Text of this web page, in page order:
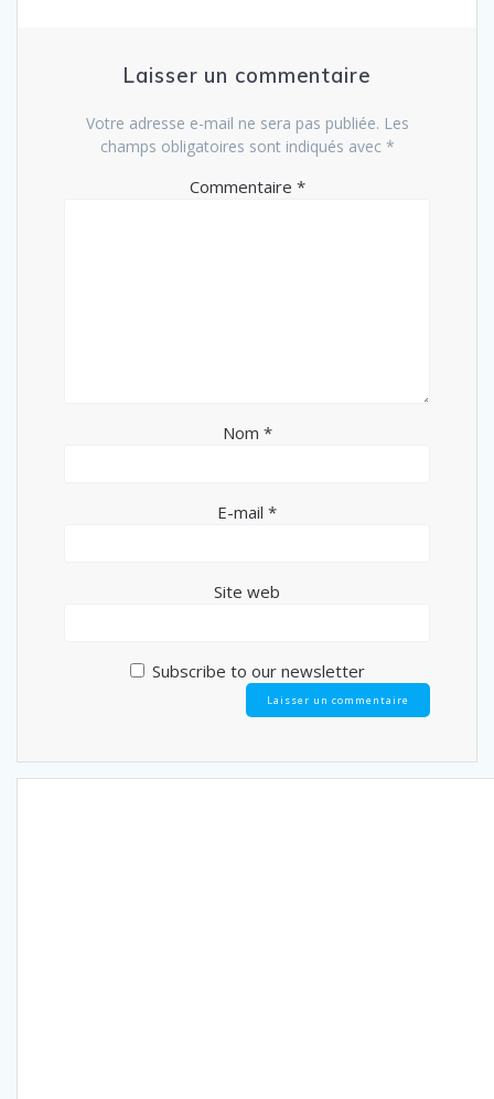
Laisser un commentaire
Votre adresse e-mail ne sera pas publiée. Les
champs obligatoires sont indiqués avec *
Commentaire *
Nom *
E-mail *
Site web
Subscribe to our newsletter